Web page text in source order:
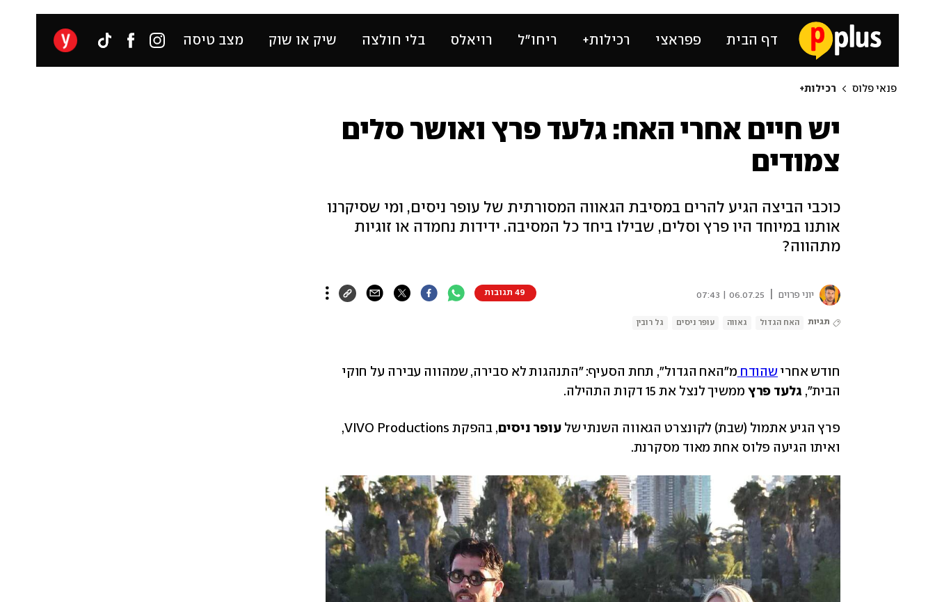
דף הבית פפראצי רכילות+ ריחו״ל רויאלס בלי חולצה שיק או שוק מצב טיסה
פנאי פלוס רכילות+
יש חיים אחרי האח: גלעד פרץ ואושר סלים
צמודים
כוכבי הביצה הגיע להרים במסיבת הגאווה המסורתית של עופר ניסים, ומי שסיקרנו
אותנו במיוחד היו פרץ וסלים, שבילו ביחד כל המסיבה. ידידות נחמדה או זוגיות
מתהווה?
יוני פרוים 06.07.25 | 07:43 49 תגובות
תגיות האח הגדול גאווה עופר ניסים גל רובין
חודש אחרי שהודח
הבית", גלעד פרץ ממשיך לנצל את 15 דקות התהילה.
פרץ הגיע אתמול (שבת) לקונצרט הגאווה השנתי של עופר ניסים
ואיתו הגיעה פלוס אחת מאוד מסקרנת.